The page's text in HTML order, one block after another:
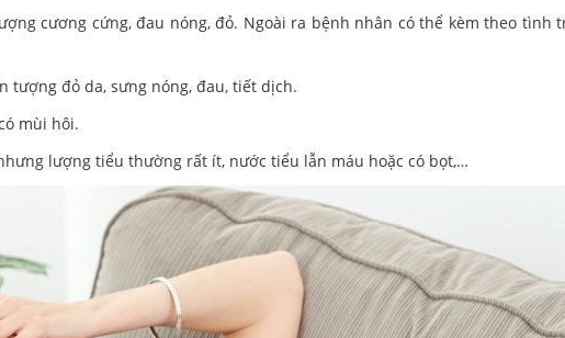
cương cứng, đau nóng, đỏ. Ngoài ra bệnh nhân có thể kèm theo tình
tượng đỏ da, sưng nóng, đau, tiết dịch.
mùi hôi.
lượng tiểu thường rất ít, nước tiểu lẫn máu hoặc có bọt,…